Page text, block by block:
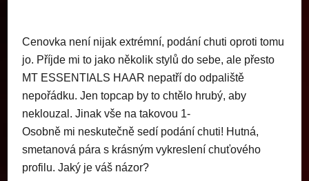
Cenovka není nijak extrémní, podání chuti oproti tomu
jo. Příjde mi to jako několik stylů do sebe, ale přesto
MT ESSENTIALS HAAR nepatří do odpaliště
nepořádku. Jen topcap by to chtělo hrubý, aby
neklouzal. Jinak vše na takovou 1-
Osobně mi neskutečně sedí podání chuti! Hutná,
smetanová pára s krásným vykreslení chuťového
profilu. Jaký je váš názor?